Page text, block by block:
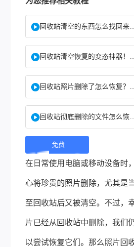
免费
下
载 |
在日常使用电脑或移动设备时
心将珍贵的照片删除，尤其是
至回收站后又被清空。不过，
片已经从回收站中删除，我们
以尝试恢复它们。那么照片回